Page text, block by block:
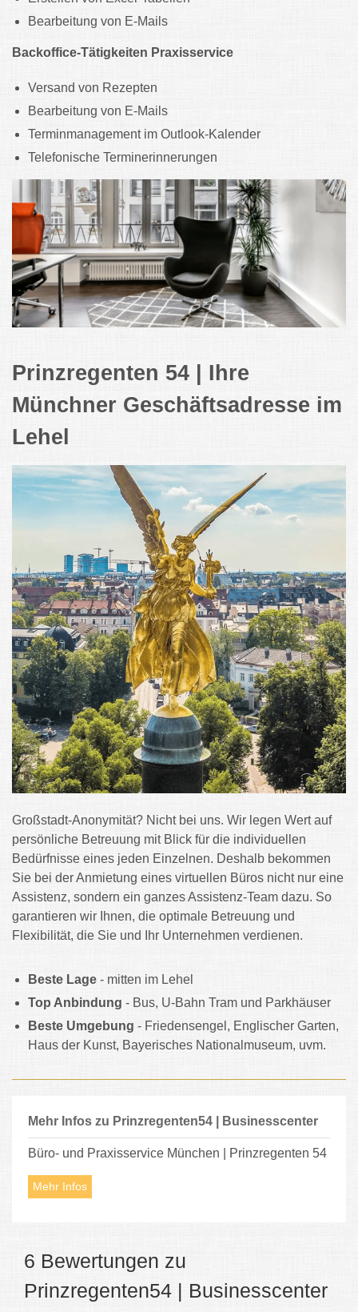
Bearbeitung von E-Mails
Backoffice-Tätigkeiten Praxisservice
Versand von Rezepten
Bearbeitung von E-Mails
Terminmanagement im Outlook-Kalender
Telefonische Terminerinnerungen
Prinzregenten 54 | Ihre
Münchner Geschäftsadresse im
Lehel
Großstadt-Anonymität? Nicht bei uns. Wir legen Wert auf
persönliche Betreuung mit Blick für die individuellen
Bedürfnisse eines jeden Einzelnen. Deshalb bekommen
Sie bei der Anmietung eines virtuellen Büros nicht nur eine
Assistenz, sondern ein ganzes Assistenz-Team dazu. So
garantieren wir Ihnen, die optimale Betreuung und
Flexibilität, die Sie und Ihr Unternehmen verdienen.
Beste Lage - mitten im Lehel
Top Anbindung - Bus, U-Bahn Tram und Parkhäuser
Beste Umgebung - Friedensengel, Englischer Garten,
Haus der Kunst, Bayerisches Nationalmuseum, uvm.
Mehr Infos zu Prinzregenten54 | Businesscenter
Büro- und Praxisservice München | Prinzregenten 54
Mehr Infos
6 Bewertungen zu
Prinzregenten54 | Businesscenter